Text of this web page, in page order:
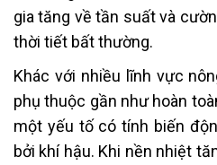
gia tăng về tần suất và
thời tiết bất thường.
Khác với nhiều lĩnh vực
phụ thuộc gần như hoàn
một yếu tố có tính biến
bởi khí hậu. Khi nền nhiệt